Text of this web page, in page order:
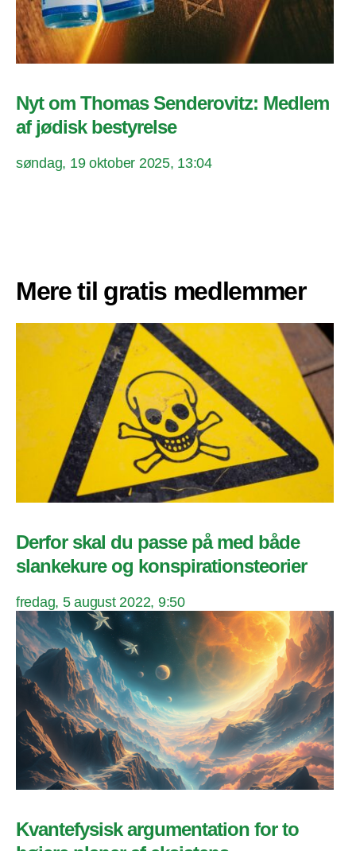
Nyt om Thomas Senderovitz: Medlem
af jødisk bestyrelse
søndag, 19 oktober 2025, 13:04
Mere til gratis medlemmer
Derfor skal du passe på med både
slankekure og konspirationsteorier
fredag, 5 august 2022, 9:50
Kvantefysisk argumentation for to